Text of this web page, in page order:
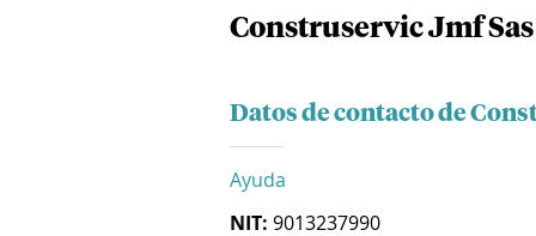
Construservic Jmf Sas
Datos de contacto de
Ayuda
NIT: 9013237990